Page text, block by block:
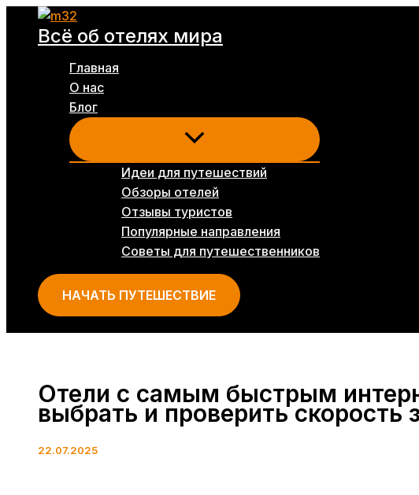
Перейти
Всё об отелях мира
Главная
О нас
Блог
Идеи для путешествий
Обзоры отелей
Отзывы туристов
Популярные направления
Советы для путешественников
НАЧАТЬ ПУТЕШЕСТВИЕ
Отели с самым быстрым
выбрать и проверить скорость
22.07.2025